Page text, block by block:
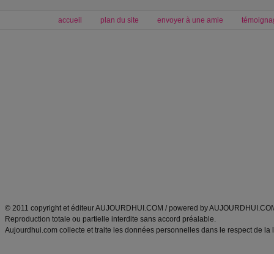
accueil plan du site envoyer à une amie
© 2011 copyright et éditeur AUJOURDHUI.COM / powered by
Reproduction totale ou partielle interdite sans accord préalable.
Aujourdhui.com collecte et traite les données personnelles dans le respect de